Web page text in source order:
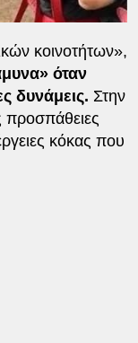
κοινοτήτων»,
όταν
δυνάμεις. Στην
προσπάθειες
κόκας που